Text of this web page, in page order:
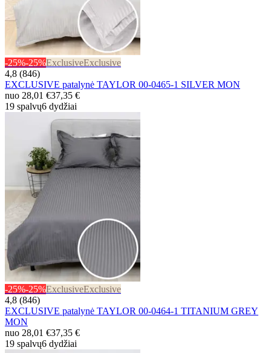
-25%-25%ExclusiveExclusive
4,8 (846)
EXCLUSIVE patalynė TAYLOR 00-0465-1 SILVER MON
nuo 28,01 €37,35 €
19 spalvų6 dydžiai
-25%-25%ExclusiveExclusive
4,8 (846)
EXCLUSIVE patalynė TAYLOR 00-0464-1 TITANIUM GREY
MON
nuo 28,01 €37,35 €
19 spalvų6 dydžiai